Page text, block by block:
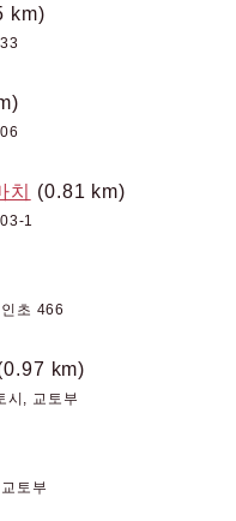
km)
치 (0.81 km)
1
초 466
km)
시, 교토부
토부